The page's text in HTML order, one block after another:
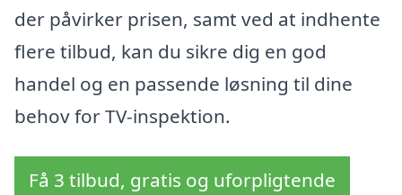
der påvirker prisen, samt ved at indhente
flere tilbud, kan du sikre dig en god
handel og en passende løsning til dine
behov for TV-inspektion.
Få 3 tilbud, gratis og uforpligtende